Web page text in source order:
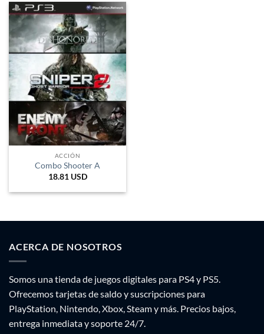
ACCIÓN
Combo Shooter A
18.81 USD
ACERCA DE NOSOTROS
Somos una tienda de juegos digitales para PS4 y PS5.
Ofrecemos tarjetas de saldo y suscripciones para
PlayStation, Nintendo, Xbox, Steam y más. Precios bajos,
entrega inmediata y soporte 24/7.